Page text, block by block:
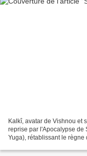
Kalkî, avatar de Vishnou et
reprise par l'Apocalypse de
Yuga), rétablissant le